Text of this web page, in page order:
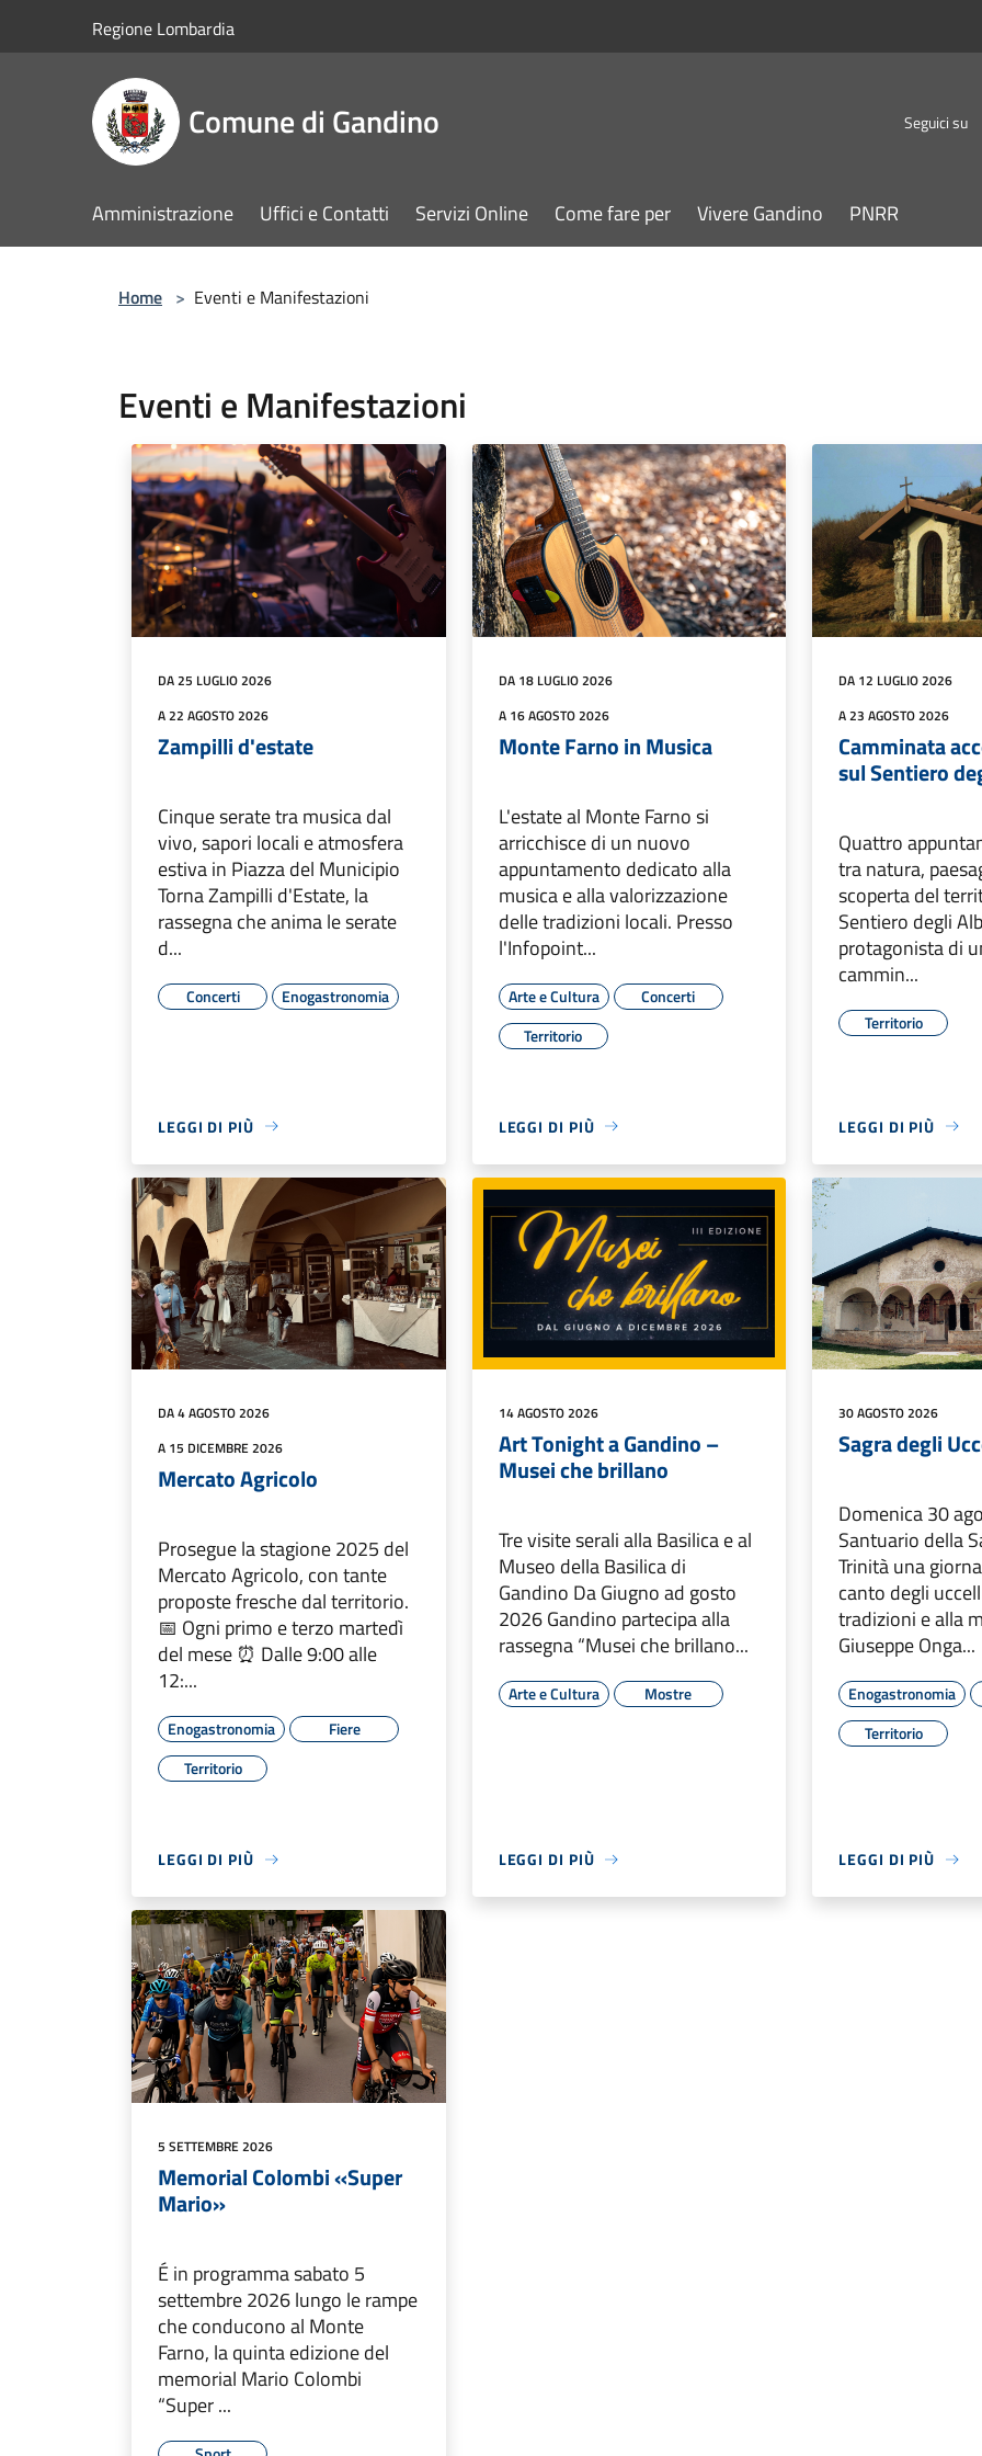
Regione Lombardia
Comune di Gandino Seguici su
Amministrazione Uffici e Contatti Servizi Online Come fare per Vivere Gandino PNRR
Home > Eventi e Manifestazioni
Eventi e Manifestazioni
DA 25 LUGLIO 2026
A 22 AGOSTO 2026
Zampilli d'estate
Cinque serate tra musica dal
vivo, sapori locali e atmosfera
estiva in Piazza del Municipio
Torna Zampilli d'Estate, la
rassegna che anima le serate
d...
Concerti Enogastronomia
LEGGI DI PIÙ
DA 18 LUGLIO 2026
A 16 AGOSTO 2026
Monte Farno in Musica
L'estate al Monte Farno si
arricchisce di un nuovo
appuntamento dedicato alla
musica e alla valorizzazione
delle tradizioni locali. Presso
l'Infopoint...
Arte e Cultura
Concerti
Territorio
LEGGI DI PIÙ
DA 12 LUGLIO 2026
A 23 AGOSTO 2026
Camminata
sul Sentiero
Quattro
tra natura,
scoperta del
Sentiero degli
protagonista di
cammin...
Territorio
LEGGI DI PIÙ
DA 4 AGOSTO 2026
A 15 DICEMBRE 2026
Mercato Agricolo
Prosegue la stagione 2025 del
Mercato Agricolo, con tante
proposte fresche dal territorio.
📅 Ogni primo e terzo martedì
del mese ⏰ Dalle 9:00 alle
12:...
Enogastronomia
Fiere
Territorio
LEGGI DI PIÙ
14 AGOSTO 2026
Art Tonight a Gandino –
Musei che brillano
Tre visite serali alla Basilica e al
Museo della Basilica di
Gandino Da Giugno ad gosto
2026 Gandino partecipa alla
rassegna “Musei che brillano...
Arte e Cultura Mostre
LEGGI DI PIÙ
30 AGOSTO 2026
Sagra degli
Domenica 30
Santuario della
Trinità una
canto degli
tradizioni e alla
Giuseppe Onga...
Enogastronomia
Territorio
LEGGI DI PIÙ
5 SETTEMBRE 2026
Memorial Colombi «Super
Mario»
É in programma sabato 5
settembre 2026 lungo le rampe
che conducono al Monte
Farno, la quinta edizione del
memorial Mario Colombi
“Super ...